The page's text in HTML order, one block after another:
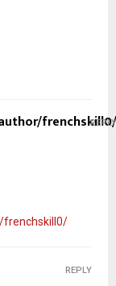
frenchskill0/
frenchskill0/
REPLY
REPLY